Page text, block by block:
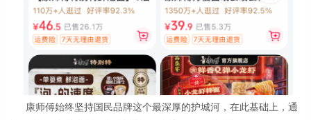
康师傅始终坚持国民品牌这个最深厚的护城河，在此基础上，通